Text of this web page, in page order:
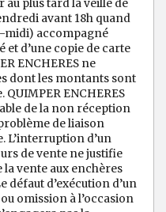
plus tard la veille de
avant 18h quand
midi) accompagné
et d’une copie de carte
ENCHERES ne
dont les montants sont
ENCHERES
de la non réception
de liaison
L’interruption d’un
de vente ne justifie
la vente aux enchères
défaut d’exécution d’un
omission à l’occasion